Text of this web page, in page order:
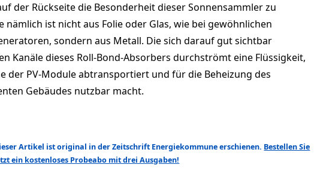
der Rückseite die Besonderheit dieser Sonnensamm­ler zu
nämlich ist nicht aus Folie oder Glas, wie bei gewöhn­lichen
son­dern aus Metall. Die sich darauf gut sichtbar
Kanäle dieses Roll-Bond-Absorbers durchströmt eine Flüssigkeit,
der PV-Module abtrans­por­tiert und für die Beheizung des
Gebäu­des nutzbar macht.
Artikel ist original in der Zeitschrift Energiekommune erschienen. Bestellen Sie
ein kostenloses Probeabo mit drei Ausgaben!